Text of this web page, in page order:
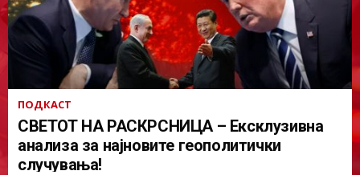
ПОДКАСТ
СВЕТОТ НА РАСКРСНИЦА – Ексклузивна
анализа за најновите геополитички
случувања!